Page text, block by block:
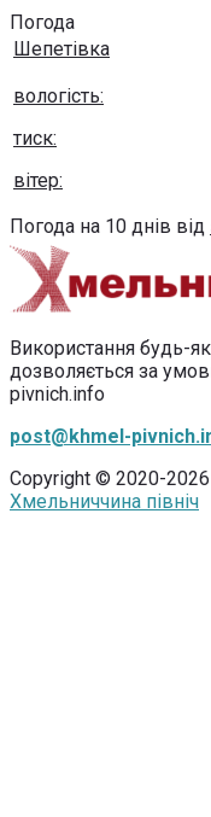
Погода
Шепетівка
вологість:
тиск:
вітер:
Погода на 10 днів від
Використання будь-
дозволяється за
pivnich.info
post@khmel-
Copyright © 2020-
Хмельниччина північ